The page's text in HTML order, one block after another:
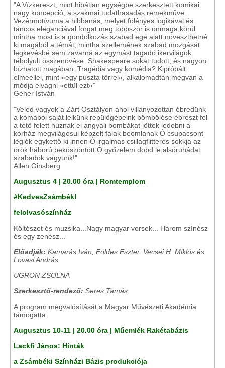
"A Vízkereszt, mint hibátlan egységbe szerkesztett komikai
nagy koncepció, a szakmai tudathasadás remekműve.
Vezérmotívuma a hibbanás, melyet fölényes logikával és
táncos eleganciával forgat meg többször is önmaga körül:
mintha most is a gondolkozás szabad ege alatt növeszthetné
ki magából a témát, mintha szellemének szabad mozgását
legkevésbé sem zavarná az egymást tagadó ikervilágok
tébolyult összenövése. Shakespeare sokat tudott, és nagyon
bízhatott magában. Tragédia vagy komédia? Kipróbált
elmeéllel, mint »egy puszta tőrrel«, alkalomadtán megvan a
módja elvágni »ettül ezt«"
Géher István
"Veled vagyok a Zárt Osztályon ahol villanyozottan ébredünk
a kómából saját lelkünk repülőgépeink bömbölése ébreszt fel
a tető felett húznak el angyali bombákat jöttek ledobni a
kórház megvilágosul képzelt falak beomlanak Ó csupacsont
légiók egykettő ki innen Ó irgalmas csillagflitteres sokkja az
örök háború beköszöntött Ó győzelem dobd le alsóruhádat
szabadok vagyunk!"
Allen Ginsberg
Augusztus 4 | 20.00 óra | Romtemplom
#KedvesZsámbék!
felolvasószínház
Költészet és muzsika...Nagy magyar versek... Három színész
és egy zenész...
Előadják: Kamarás Iván, Földes Eszter, Vecsei H. Miklós és
Lovasi András
UGRON ZSOLNA
Szerkesztő-rendező: Seres Tamás
A program megvalósítását a Magyar Művészeti Akadémia
támogatta
Augusztus 10-11 | 20.00 óra | Műemlék Rakétabázis
Lackfi János: Hinták
a Zsámbéki Színházi Bázis produkciója